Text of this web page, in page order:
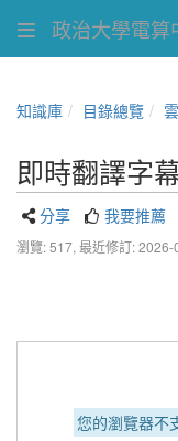
政治大學電算
知識庫 目錄總覽
即時翻譯字
分享 我要推薦
瀏覽: 517, 最近修訂: 2026-
您的瀏覽器不